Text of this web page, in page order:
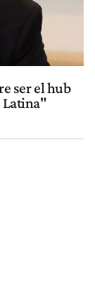
ser el hub
Latina"